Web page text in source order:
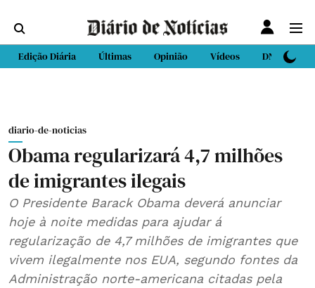
Edição Diária Últimas Opinião Vídeos DN Sport
diario-de-noticias
Obama regularizará 4,7 milhões
de imigrantes ilegais
O Presidente Barack Obama deverá anunciar
hoje à noite medidas para ajudar á
regularização de 4,7 milhões de imigrantes que
vivem ilegalmente nos EUA, segundo fontes da
Administração norte-americana citadas pela